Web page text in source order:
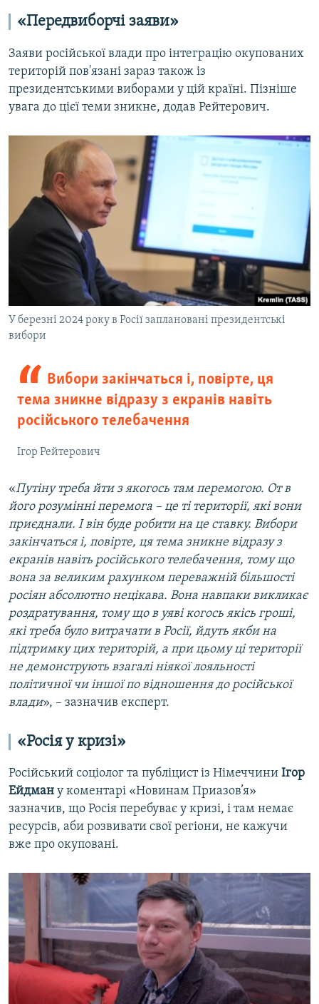
«Передвиборчі заяви»
Заяви російської влади про інтеграцію окупованих
територій пов'язані зараз також із
президентськими виборами у цій країні. Пізніше
увага до цієї теми зникне, додав Рейтерович.
У березні 2024 року в Росії заплановані президентські
вибори
Вибори закінчаться і, повірте, ця
тема зникне відразу з екранів навіть
російського телебачення
Ігор Рейтерович
«Путіну треба йти з якогось там перемогою. От в
його розумінні перемога – це ті території, які вони
приєднали. І він буде робити на це ставку. Вибори
закінчаться і, повірте, ця тема зникне відразу з
екранів навіть російського телебачення, тому що
вона за великим рахунком переважній більшості
росіян абсолютно нецікава. Вона навпаки викликає
роздратування, тому що в уяві когось якісь гроші,
які треба було витрачати в Росії, йдуть якби на
підтримку цих територій, а при цьому ці території
не демонструють взагалі ніякої лояльності
політичної чи іншої по відношення до російської
влади», – зазначив експерт.
«Росія у кризі»
Російський соціолог та публіцист із Німеччини Ігор
Ейдман у коментарі «Новинам Приазов’я»
зазначив, що Росія перебуває у кризі, і там немає
ресурсів, аби розвивати свої регіони, не кажучи
вже про окуповані.